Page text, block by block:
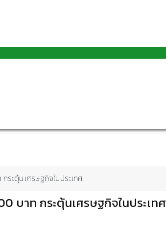
ระตุ้นเศรษฐกิจในประเทศ
บาท กระตุ้นเศรษฐกิจในประเทศ